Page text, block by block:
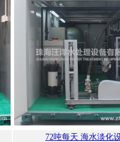
72吨每天 海水淡化